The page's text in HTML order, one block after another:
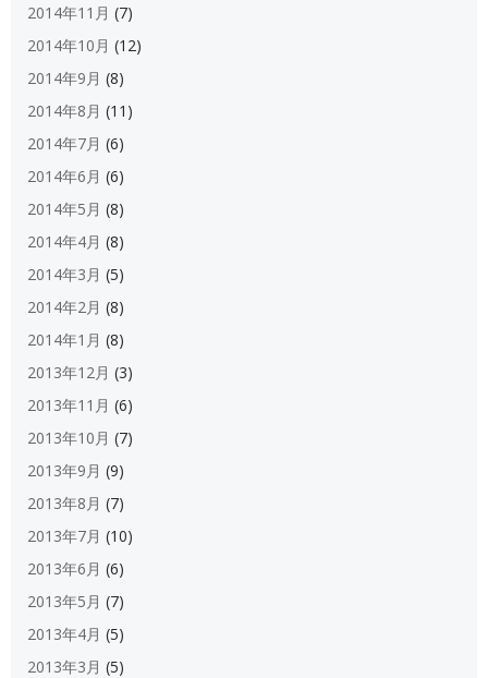
2014年11月 (7)
2014年10月 (12)
2014年9月 (8)
2014年8月 (11)
2014年7月 (6)
2014年6月 (6)
2014年5月 (8)
2014年4月 (8)
2014年3月 (5)
2014年2月 (8)
2014年1月 (8)
2013年12月 (3)
2013年11月 (6)
2013年10月 (7)
2013年9月 (9)
2013年8月 (7)
2013年7月 (10)
2013年6月 (6)
2013年5月 (7)
2013年4月 (5)
2013年3月 (5)